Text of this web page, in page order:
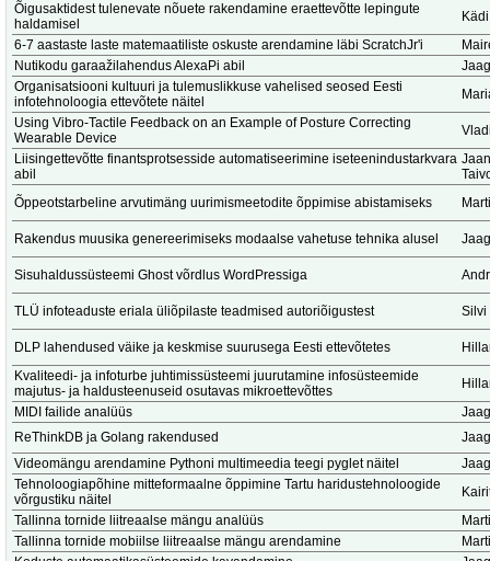
Õigusaktidest tulenevate nõuete rakendamine eraettevõtte lepingute
haldamisel
6-7 aastaste laste matemaatiliste oskuste arendamine läbi ScratchJr'i
Nutikodu garaažilahendus AlexaPi abil
Organisatsiooni kultuuri ja tulemuslikkuse vahelised seosed Eesti
infotehnoloogia ettevõtete näitel
Using Vibro-Tactile Feedback on an Example of Posture Correcting
Wearable Device
Liisingettevõtte finantsprotsesside automatiseerimine iseteenindustarkvara
abil
Õppeotstarbeline arvutimäng uurimismeetodite õppimise abistamiseks
Rakendus muusika genereerimiseks modaalse vahetuse tehnika alusel
Sisuhaldussüsteemi Ghost võrdlus WordPressiga
TLÜ infoteaduste eriala üliõpilaste teadmised autoriõigustest Silvi
DLP lahendused väike ja keskmise suurusega Eesti ettevõtetes
Kvaliteedi- ja infoturbe juhtimissüsteemi juurutamine infosüsteemide
majutus- ja haldusteenuseid osutavas mikroettevõttes
MIDI failide analüüs
ReThinkDB ja Golang rakendused
Videomängu arendamine Pythoni multimeedia teegi pyglet näitel
Tehnoloogiapõhine mitteformaalne õppimine Tartu haridustehnoloogide
võrgustiku näitel
Tallinna tornide liitreaalse mängu analüüs
Tallinna tornide mobiilse liitreaalse mängu arendamine